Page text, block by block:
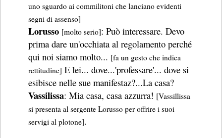
uno sguardo ai commilitoni che lanciano evidenti
segni di assenso]
Lorusso [molto serio]: Può interessare. Devo
prima dare un'occhiata al regolamento perché
qui noi siamo molto... [fa un gesto che indica
rettitudine] E lei... dove...'professare'... dove si
esibisce nelle sue manifestaz?...La casa?
Vassilissa: Mia casa, casa azzurra! [Vassillissa
si presenta al sergente Lorusso per offrire i suoi
servigi al plotone].